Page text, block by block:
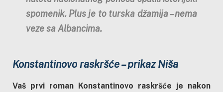
spomenik. Plus je to turska džamija – nema
veze sa Albancima.
Konstantinovo raskršće – prikaz Niša
Vaš prvi roman Konstantinovo raskršće je nakon